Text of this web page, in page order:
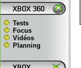
Tests
Focus
Vidéos
Planning